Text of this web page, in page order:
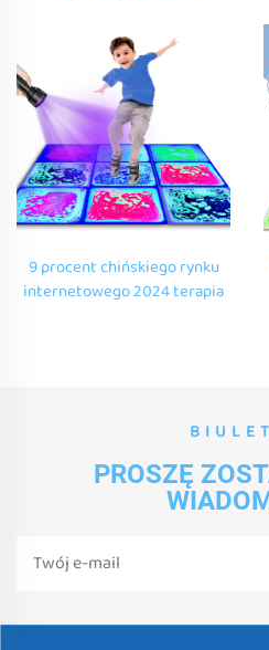
podłogowy mat sensoryczny,
zabawki dla dzieci
autystycznych
9 procent chińskiego rynku
internetowego 2024 terapia
PROSZĘ